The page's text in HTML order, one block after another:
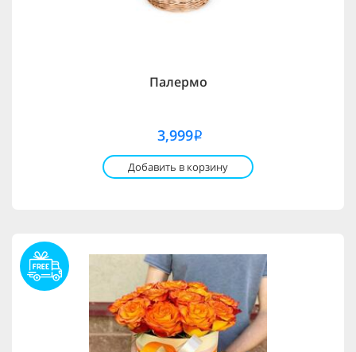
Палермо
3,999i
Добавить в корзину